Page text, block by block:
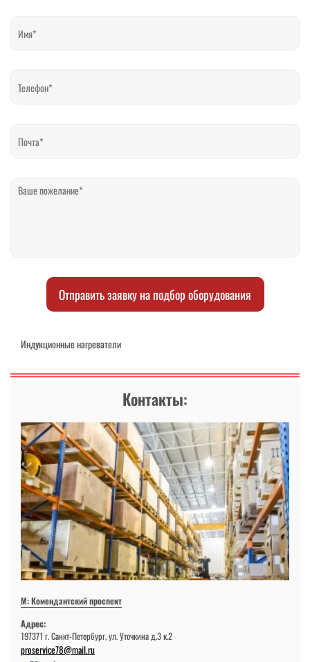
Отправить заявку на подбор оборудования
Индукционные нагреватели
Контакты:
М: Комендантский проспект
Адрес:
197371 г. Санкт-Петербург, ул. Уточкина д.3 к.2
proservice78@mail.ru